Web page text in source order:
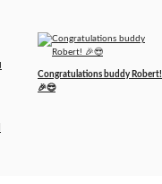
Congratulations buddy Robert!
🎉😎